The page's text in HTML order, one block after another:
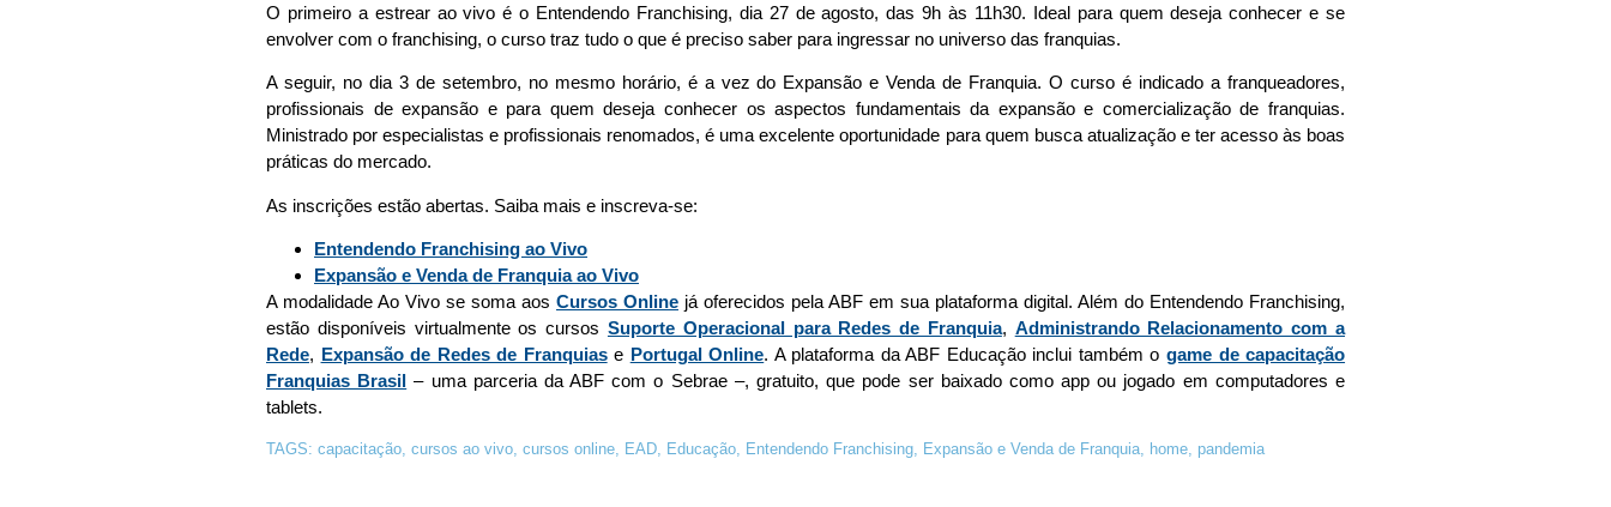
O primeiro a estrear ao vivo é o Entendendo Franchising, dia 27 de agosto, das 9h às 11h30. Ideal para quem deseja conhecer e se
envolver com o franchising, o curso traz tudo o que é preciso saber para ingressar no universo das franquias.
A seguir, no dia 3 de setembro, no mesmo horário, é a vez do Expansão e Venda de Franquia. O curso é indicado a franqueadores,
profissionais de expansão e para quem deseja conhecer os aspectos fundamentais da expansão e comercialização de franquias.
Ministrado por especialistas e profissionais renomados, é uma excelente oportunidade para quem busca atualização e ter acesso às boas
práticas do mercado.
As inscrições estão abertas. Saiba mais e inscreva-se:
Entendendo Franchising ao Vivo
Expansão e Venda de Franquia ao Vivo
A modalidade Ao Vivo se soma aos Cursos Online já oferecidos pela ABF em sua plataforma digital. Além do Entendendo Franchising,
estão disponíveis virtualmente os cursos Suporte Operacional para Redes de Franquia, Administrando Relacionamento com a
Rede, Expansão de Redes de Franquiase Portugal Online. A plataforma da ABF Educação inclui também o game de capacitação
Franquias Brasil – uma parceria da ABF com o Sebrae –, gratuito, que pode ser baixado como app ou jogado em computadores e
tablets.
TAGS: capacitação, cursos ao vivo, cursos online, EAD, Educação, Entendendo Franchising, Expansão e Venda de Franquia, home, pandemia